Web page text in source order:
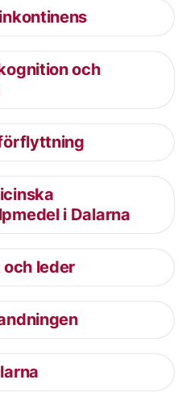
och
i Dalarna
leder